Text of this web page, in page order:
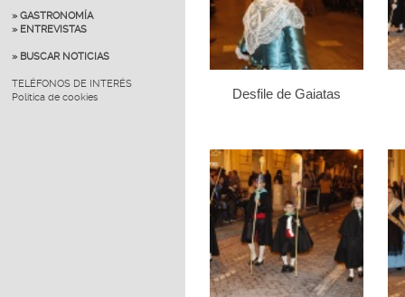
» GASTRONOMÍA
» ENTREVISTAS
» BUSCAR NOTICIAS
TELÉFONOS DE INTERÉS
Política de cookies
Desfile de Gaiatas